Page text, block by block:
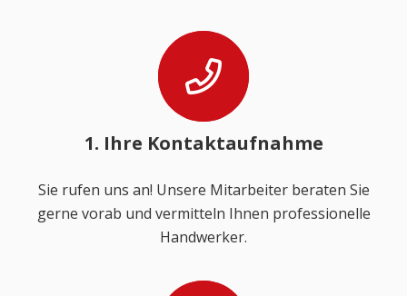
1. Ihre Kontaktaufnahme
Sie rufen uns an! Unsere Mitarbeiter beraten Sie
gerne vorab und vermitteln Ihnen professionelle
Handwerker.